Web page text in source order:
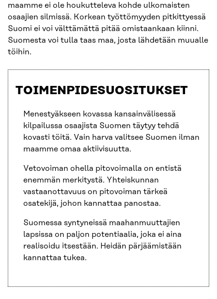
maamme ei ole houkutteleva kohde ulkomaisten
osaajien silmissä. Korkean työttömyyden pitkittyessä
Suomi ei voi välttämättä pitää omistaankaan kiinni.
Suomesta voi tulla taas maa, josta lähdetään muualle
töihin.
TOIMENPIDESUOSITUKSET
Menestyäkseen kovassa kansainvälisessä
kilpailussa osaajista Suomen täytyy tehdä
kovasti töitä. Vain harva valitsee Suomen ilman
maamme omaa aktiivisuutta.
Vetovoiman ohella pitovoimalla on entistä
enemmän merkitystä. Yhteiskunnan
vastaanottavuus on pitovoiman tärkeä
osatekijä, johon kannattaa panostaa.
Suomessa syntyneissä maahanmuuttajien
lapsissa on paljon potentiaalia, joka ei aina
realisoidu itsestään. Heidän pärjäämistään
kannattaa tukea.